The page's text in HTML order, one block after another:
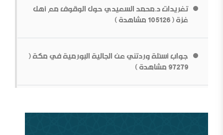
قطع الطريق دون داعش
بناء الشخصية السلفية في ظل المتغيرات[محاضرة مفرغة]
تغريدات د.محمد السعيدي حول الوقوف مع أهل
غزة ( 105126 مشاهدة )
جواب أسئلة وردتني عن الجالية البورمية في مكة (
97279 مشاهدة )
مشاهدة )